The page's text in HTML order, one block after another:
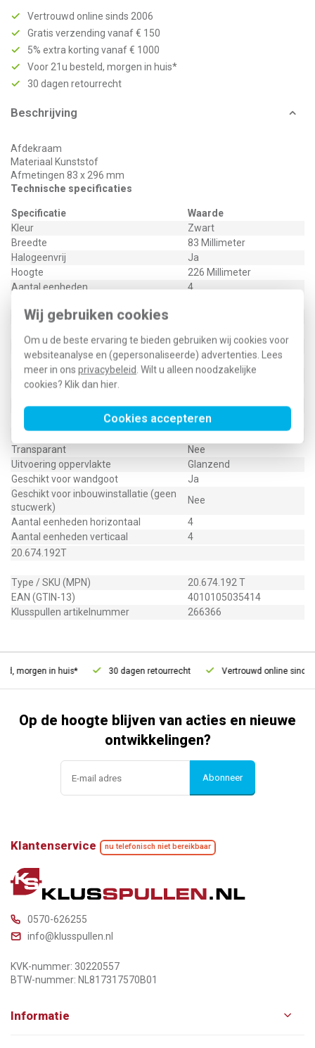
Wij gebruiken cookies
Om u de beste ervaring te bieden gebruiken wij cookies voor
websiteanalyse en (gepersonaliseerde) advertenties. Lees
meer in ons privacybeleid . Wilt u alleen noodzakelijke
cookies? Klik dan hier
Cookies accepteren
Vertrouwd online sinds 2006
Gratis verzending vanaf € 150
5% extra korting vanaf € 1000
Voor 21u besteld, morgen in huis*
30 dagen retourrecht
Beschrijving
Afdekraam
Materiaal Kunststof
Afmetingen 83 x 296 mm
Technische specificaties
Specificatie
Waarde
Kleur
Zwart
Breedte
83 Millimeter
Halogeenvrij
Ja
Hoogte
226 Millimeter
Aantal eenheden
4
Oppervlaktebescherming
Kwaliteitsklasse
Thermoplast
Materiaal
Kunststof
Bevestigingswijze
Klem-/schroefbevestiging
Montagerichting
RAL-nummer (vergelijkbaar)
9005
Beschermingsgraad (IP)
IP20
Geschikt voor vloerpot
Nee
Transparant
Nee
Uitvoering oppervlakte
Glanzend
Geschikt voor wandgoot
Ja
Geschikt voor inbouwinstallatie (geen
stucwerk)
Nee
Aantal eenheden horizontaal
4
Aantal eenheden verticaal
4
20.674.192T
Type / SKU (MPN)
20.674.192 T
EAN (GTIN-13)
4010105035414
Klusspullen artikelnummer
266366
morgen in huis* 30 dagen retourrecht Vertrouwd online sinds
Op de hoogte blijven van acties en nieuwe
ontwikkelingen?
Abonneer
Klantenservice nu telefonisch niet bereikbaar
0570-626255
info@klusspullen.nl
KVK-nummer: 30220557
BTW-nummer: NL817317570B01
Informatie